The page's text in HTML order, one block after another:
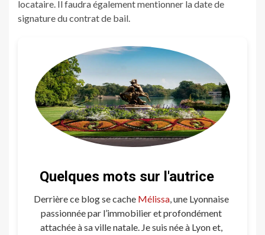
locataire. Il faudra également mentionner la date de
signature du contrat de bail.
Quelques mots sur l'autrice
Derrière ce blog se cache Mélissa, une Lyonnaise
passionnée par l’immobilier et profondément
attachée à sa ville natale. Je suis née à Lyon et,